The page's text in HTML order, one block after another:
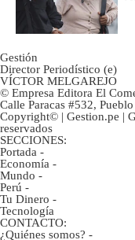
Gestión
Director Periodístico (e)
VÍCTOR MELGAREJO
© Empresa Editora El
Calle Paracas #532,
Copyright© | Gestion.pe |
reservados
SECCIONES:
Portada -
Economía -
Mundo -
Perú -
Tu Dinero -
Tecnología
CONTACTO:
¿Quiénes somos? -